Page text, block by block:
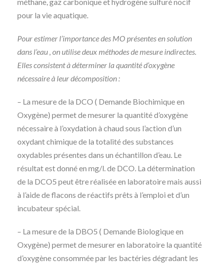
pour la vie aquatique.
Pour estimer l’importance des MO présentes en solution
dans l’eau , on utilise deux méthodes de mesure indirectes.
Elles consistent à déterminer la quantité d’oxygène
nécessaire à leur décomposition :
– La mesure de la DCO ( Demande Biochimique en
Oxygène) permet de mesurer la quantité d’oxygène
nécessaire à l’oxydation à chaud sous l’action d’un
oxydant chimique de la totalité des substances
oxydables présentes dans un échantillon d’eau. Le
résultat est donné en mg/l. de DCO. La détermination
de la DCO5 peut être réalisée en laboratoire mais aussi
à l’aide de flacons de réactifs prêts à l’emploi et d’un
incubateur spécial.
– La mesure de la DBO5 ( Demande Biologique en
Oxygène) permet de mesurer en laboratoire la quantité
d’oxygène consommée par les bactéries dégradant les